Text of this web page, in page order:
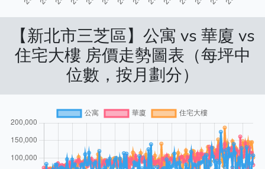
【新北市三芝區】公寓 vs 華廈 vs
住宅大樓 房價走勢圖表（每坪中
位數，按月劃分）